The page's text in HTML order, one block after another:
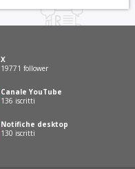
X
19771 follower
Canale YouTube
136 iscritti
Notifiche desktop
130 iscritti